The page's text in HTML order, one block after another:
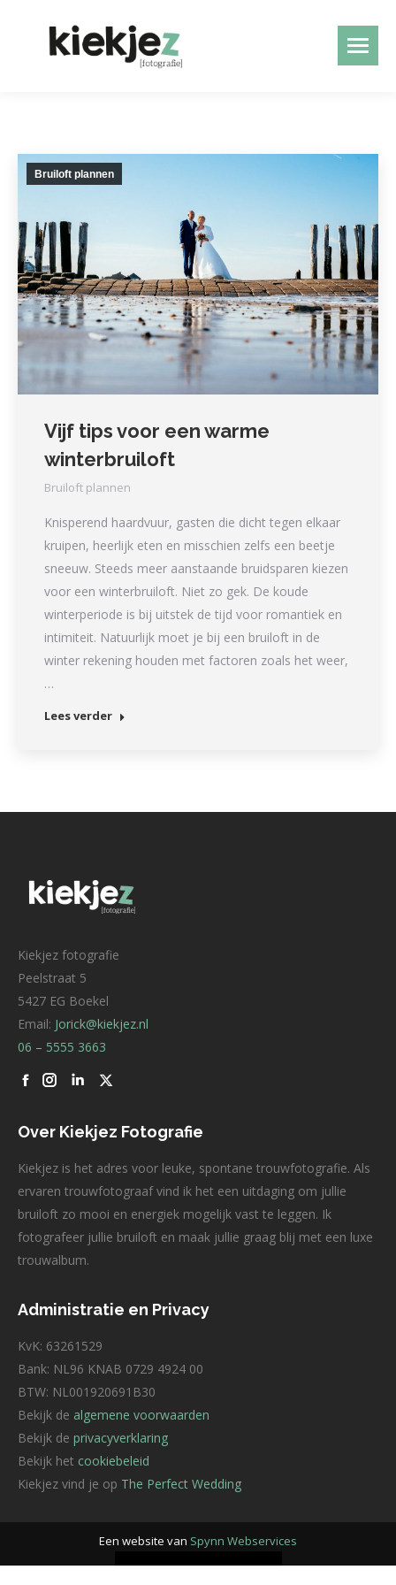
Bruiloft plannen
Vijf tips voor een warme
winterbruiloft
Bruiloft plannen
Knisperend haardvuur, gasten die dicht tegen elkaar
kruipen, heerlijk eten en misschien zelfs een beetje
sneeuw. Steeds meer aanstaande bruidsparen kiezen
voor een winterbruiloft. Niet zo gek. De koude
winterperiode is bij uitstek de tijd voor romantiek en
intimiteit. Natuurlijk moet je bij een bruiloft in de
winter rekening houden met factoren zoals het weer,
…
Lees verder
Kiekjez fotografie
Peelstraat 5
5427 EG Boekel
Email: Jorick@kiekjez.nl
06 – 5555 3663
FacebookLinkedin
X
Over Kiekjez Fotografie
Kiekjez is het adres voor leuke, spontane trouwfotografie. Als
ervaren trouwfotograaf vind ik het een uitdaging om jullie
bruiloft zo mooi en energiek mogelijk vast te leggen. Ik
fotografeer jullie bruiloft en maak jullie graag blij met een luxe
trouwalbum.
Administratie en Privacy
KvK: 63261529
Bank: NL96 KNAB 0729 4924 00
BTW: NL001920691B30
Bekijk de algemene voorwaarden
Bekijk de privacyverklaring
Bekijk het cookiebeleid
Kiekjez vind je op The Perfect Wedding
Een website van Spynn Webservices